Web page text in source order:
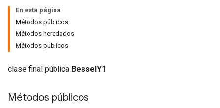
En esta página
Métodos públicos
Métodos heredados
Métodos públicos
clase final pública BesselY1
Métodos públicos